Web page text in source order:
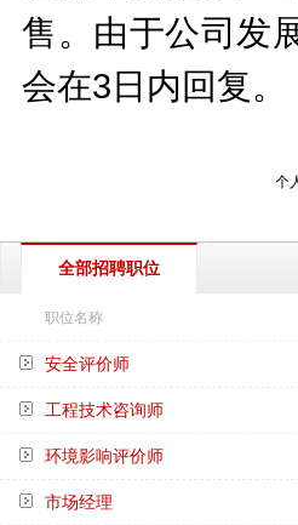
售。由于公司发
会在3日内回复。
个
全部招聘职位
职位名称
安全评价师
工程技术咨询师
环境影响评价师
市场经理